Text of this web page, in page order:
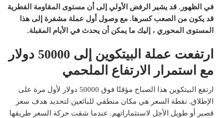
في الظهور. قد يشير الرفض الأولي إلى أن مستوى المقاومة الفطرية
قد يكون من الصعب كسرها. مع وصول أول عملة مشفرة إلى هذا
المستوى المحوري ، إليك ما يمكن أن يحدث في الأيام المقبلة.
ارتفعت عملة البيتكوين إلى 50000 دولار
مع استمرار الارتفاع الملحمي
ارتفع البيتكوين هذا الصباح مؤقتًا فوق 50000 دولار لأول مرة على
الإطلاق. نقطة السعر هي مكان منطقي للبائعين لتحديد هدف سعر
قصير أو طويل الأجل لاستثماراتهم. عندما شقت حركة السعر طريقها